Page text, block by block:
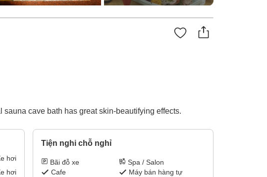
cave bath has great skin-beautifying effects.
hơi
hơi
Tiện nghi chỗ nghỉ
Bãi đỗ xe
Spa / Salon
Cafe
Máy bán hàng tự